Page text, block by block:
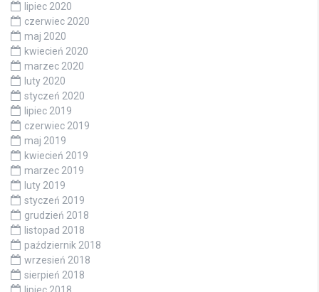
lipiec 2020
czerwiec 2020
maj 2020
kwiecień 2020
marzec 2020
luty 2020
styczeń 2020
lipiec 2019
czerwiec 2019
maj 2019
kwiecień 2019
marzec 2019
luty 2019
styczeń 2019
grudzień 2018
listopad 2018
październik 2018
wrzesień 2018
sierpień 2018